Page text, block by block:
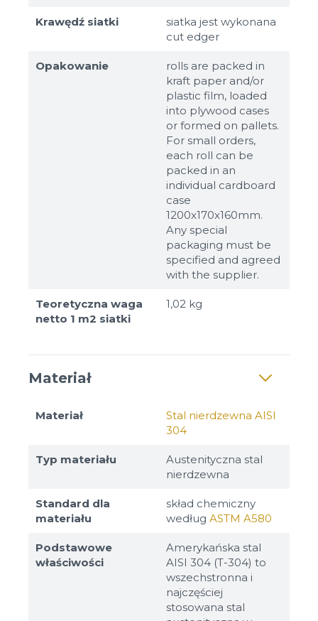
Krawędź siatki
siatka jest wykonana
cut edger
Opakowanie
rolls are packed in
kraft paper and/or
plastic film, loaded
into plywood cases
or formed on pallets.
For small orders,
each roll can be
packed in an
individual cardboard
case
1200x170x160mm.
Any special
packaging must be
specified and agreed
with the supplier.
Teoretyczna waga
netto 1 m2 siatki
1,02 kg
Materiał
Materiał
Stal nierdzewna AISI
304
Typ materiału
Austenityczna stal
nierdzewna
Standard dla
materiału
skład chemiczny
według ASTM A580
Podstawowe
właściwości
Amerykańska stal
AISI 304 (T-304) to
wszechstronna i
najczęściej
stosowana stal